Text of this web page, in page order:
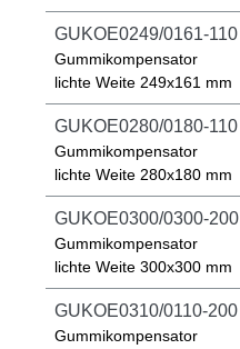
GUKOE0249/0161-110
Gummikompensator
lichte Weite 249x161 mm
GUKOE0280/0180-110
Gummikompensator
lichte Weite 280x180 mm
GUKOE0300/0300-200
Gummikompensator
lichte Weite 300x300 mm
GUKOE0310/0110-200
Gummikompensator